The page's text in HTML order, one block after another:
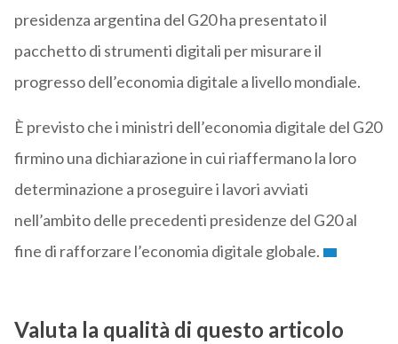
presidenza argentina del G20 ha presentato il
pacchetto di strumenti digitali per misurare il
progresso dell’economia digitale a livello mondiale.
È previsto che i ministri dell’economia digitale del G20
firmino una dichiarazione in cui riaffermano la loro
determinazione a proseguire i lavori avviati
nell’ambito delle precedenti presidenze del G20 al
fine di rafforzare l’economia digitale globale.
Valuta la qualità di questo articolo